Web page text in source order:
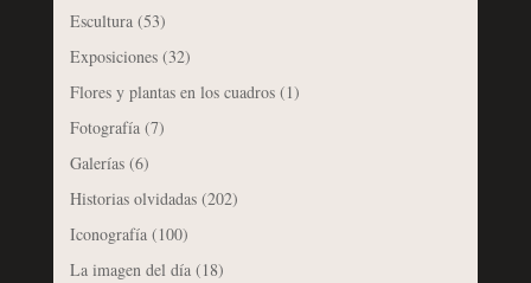
Escultura(53)
Exposiciones(32)
Flores y plantas en los cuadros(1)
Fotografía(7)
Galerías(6)
Historias olvidadas(202)
Iconografía(100)
La imagen del día(18)